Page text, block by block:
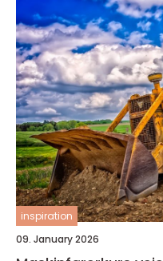
inspiration
09. January 2026